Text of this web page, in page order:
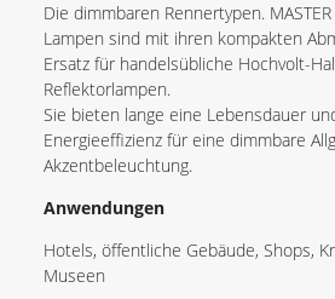
Die dimmbaren Rennertypen.
Lampen sind mit ihren kompakten
Ersatz für handelsübliche Hochvolt-
Reflektorlampen.
Sie bieten lange eine Lebensdauer
Energieeffizienz für eine dimmbare
Akzentbeleuchtung.
Anwendungen
Hotels, öffentliche Gebäude, Shops,
Museen